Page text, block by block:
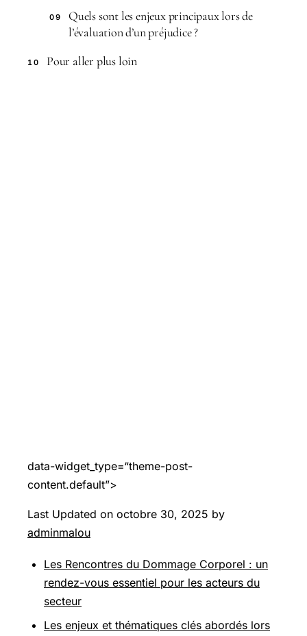
09
Quels sont les enjeux principaux lors de
l’évaluation d’un préjudice ?
10 Pour aller plus loin
data-widget_type=“theme-post-
content.default”>
Last Updated on octobre 30, 2025 by
adminmalou
Les Rencontres du Dommage Corporel : un
rendez-vous essentiel pour les acteurs du
secteur
Les enjeux et thématiques clés abordés lors